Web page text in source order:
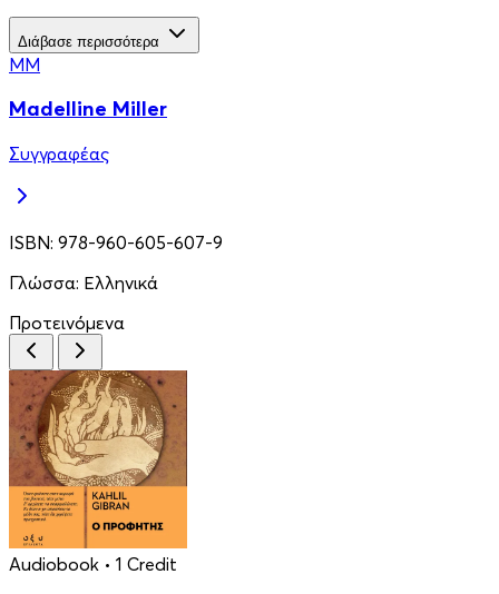
Διάβασε περισσότερα
MM
Madelline Miller
Συγγραφέας
ISBN: 978-960-605-607-9
Γλώσσα: Ελληνικά
Προτεινόμενα
Audiobook • 1 Credit